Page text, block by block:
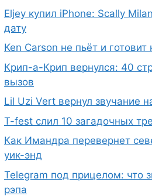
Eljey купил iPhone: Scally
дату
Ken Carson не пьёт и готовит
Крип-а-Крип вернулся: 40
вызов
Lil Uzi Vert вернул звучание
T-fest слил 10 загадочных
Как Имандра перевернет
уик-энд
Telegram под прицелом: что
рэпа